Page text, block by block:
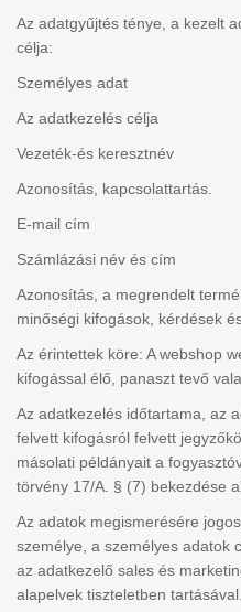
Az adatgyűjtés ténye, a kezelt
célja:
Személyes adat
Az adatkezelés célja
Vezeték-és keresztnév
Azonosítás, kapcsolattartás.
E-mail cím
Számlázási név és cím
Azonosítás, a megrendelt
minőségi kifogások, kérdések
Az érintettek köre: A webshop
kifogással élő, panaszt tevő
Az adatkezelés időtartama, az
felvett kifogásról felvett
másolati példányait a
törvény 17/A. § (7) bekezdése
Az adatok megismerésére
személye, a személyes adatok
az adatkezelő sales és
alapelvek tiszteletben tartásával.